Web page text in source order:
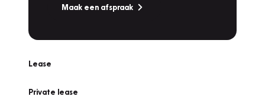
Maak een afspraak
Lease
Private lease